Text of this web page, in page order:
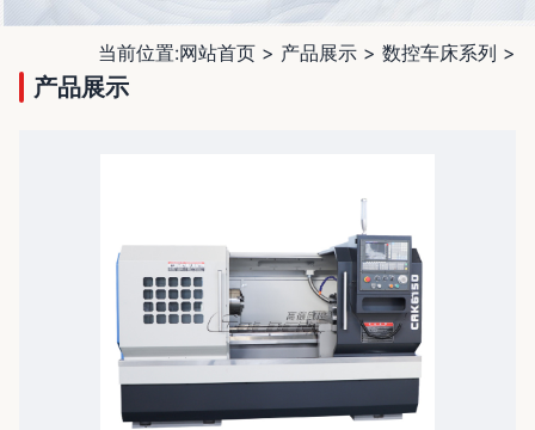
当前位置:网站首页 > 产品展示 > 数控车床系列 >
产品展示